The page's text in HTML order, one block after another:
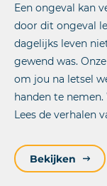
Een ongeval kan
door dit ongeval
dagelijks leven
gewend was.
om jou na letsel
handen te
Lees de verhalen
Bekijken